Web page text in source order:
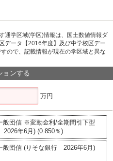
通学区域(学区)情報は、国土数値情報ダ
データ【2016年度】及び中学校区デー
ので、記載情報が現在の学区域と異な
ョンする
万円
般団信 ※変動金利/全期間引下型
年6月) (0.850％)
般団信 (りそな銀行 2026年6月)